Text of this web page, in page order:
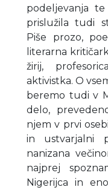
podeljevanja
prislužila tudi
Piše prozo,
literarna
žirij,
aktivistka. O
beremo tudi v
delo,
njem v prvi
in ustvarjalni
nanizana
najprej
Nigerijca in